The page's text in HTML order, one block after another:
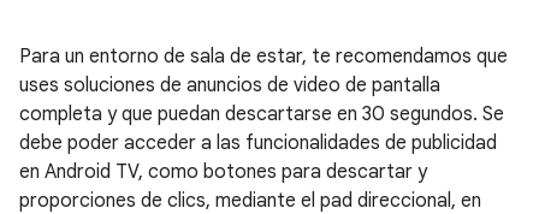
Para un entorno de sala de estar, te recomendamos que
uses soluciones de anuncios de video de pantalla
completa y que puedan descartarse en 30 segundos. Se
debe poder acceder a las funcionalidades de publicidad
en Android TV, como botones para descartar y
proporciones de clics, mediante el pad direccional, en